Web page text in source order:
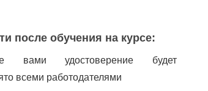
после обучения на курсе:
вами удостоверение будет
всеми работодателями